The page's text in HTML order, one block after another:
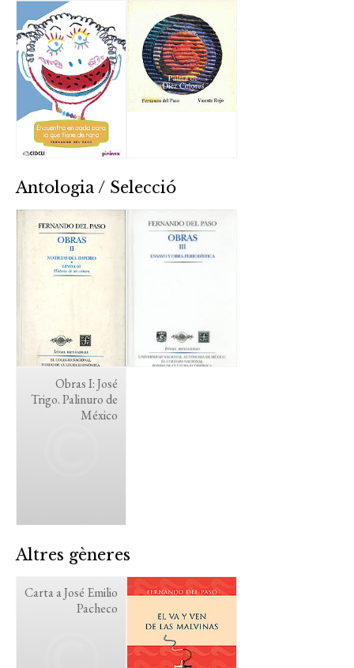
Antologia / Selecció
Obras I: José
Trigo. Palinuro de
México
Altres gèneres
Carta a José Emilio
Pacheco